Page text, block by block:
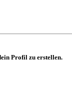
Profil zu erstellen.